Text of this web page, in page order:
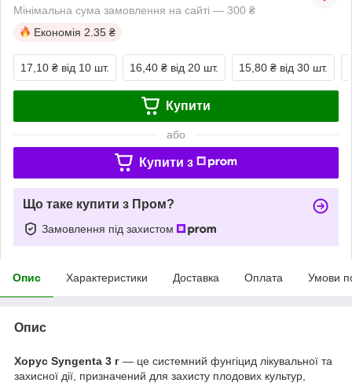
Мінімальна сума замовлення на сайті — 300 ₴
Економія 2.35 ₴
17,10 ₴ від 10 шт. 16,40 ₴ від 20 шт. 15,80 ₴ від 30 шт.
Купити
або
Купити з
Що таке купити з Пром?
Замовлення під захистом
Опис Характеристики Доставка Оплата Умови
Опис
Хорус Syngenta 3 г — це системний фунгіцид лікувальної та
захисної дії, призначений для захисту плодових культур,